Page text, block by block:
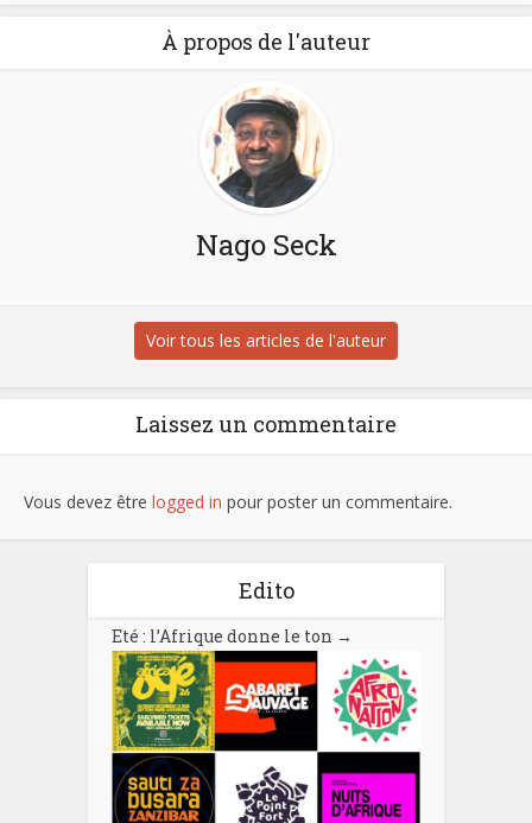
À propos de l'auteur
Nago Seck
Voir tous les articles de l'auteur
Laissez un commentaire
Vous devez être logged in pour poster un commentaire.
Edito
Eté : l’Afrique donne le ton →